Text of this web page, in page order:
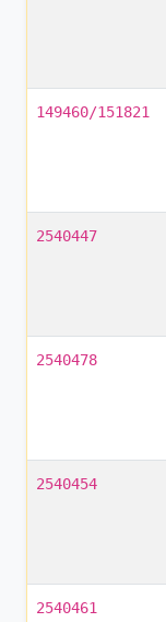
149460/151821
2540447
2540478
2540454
2540461